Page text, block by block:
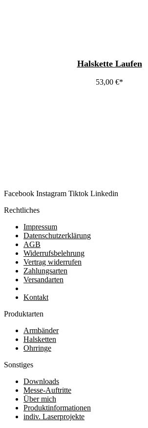
Halskette Laufen
53,00 €
Facebook Instagram Tiktok Linkedin
Rechtliches
Impressum
Datenschutzerklärung
AGB
Widerrufsbelehrung
Vertrag widerrufen
Zahlungsarten
Versandarten
Kontakt
Produktarten
Armbänder
Halsketten
Ohrringe
Sonstiges
Downloads
Messe-Auftritte
Über mich
Produktinformationen
indiv. Laserprojekte